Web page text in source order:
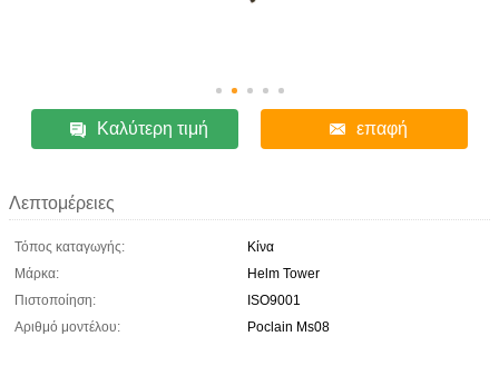
Καλύτερη τιμή επαφή
Λεπτομέρειες
Τόπος καταγωγής:
Κίνα
Μάρκα:
Helm Tower
Πιστοποίηση:
ISO9001
Αριθμό μοντέλου:
Poclain Ms08